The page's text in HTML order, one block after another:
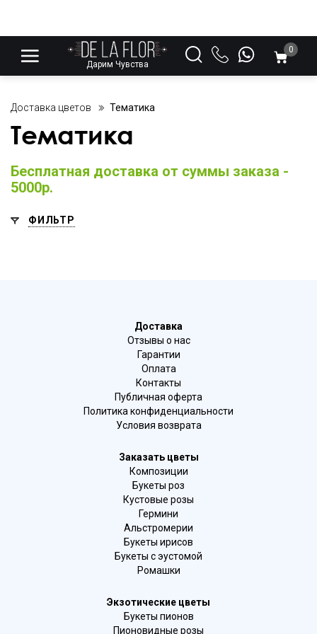
Дарим Чувства
0
Доставка цветов Тематика
Тематика
Бесплатная доставка от суммы заказа -
5000р.
ФИЛЬТР
Доставка
Отзывы о нас
Гарантии
Оплата
Контакты
Публичная оферта
Политика конфиденциальности
Условия возврата
Заказать цветы
Композиции
Букеты роз
Кустовые розы
Гермини
Альстромерии
Букеты ирисов
Букеты с эустомой
Ромашки
Экзотические цветы
Букеты пионов
Пионовидные розы